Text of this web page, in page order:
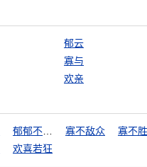
郁云
寡与
欢亲
寡不敌众
寡不
欢喜若狂